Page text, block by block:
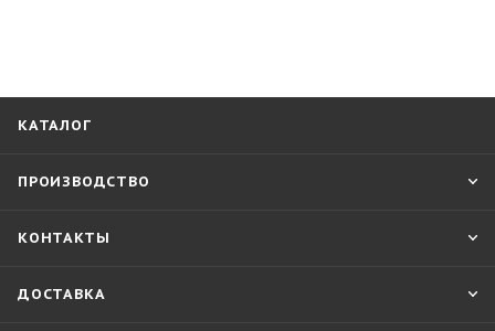
КАТАЛОГ
ПРОИЗВОДСТВО
КОНТАКТЫ
ДОСТАВКА